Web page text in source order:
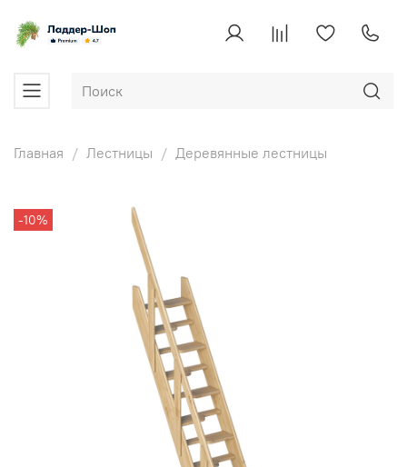
Главная Лестницы Деревянные лестницы
-10%